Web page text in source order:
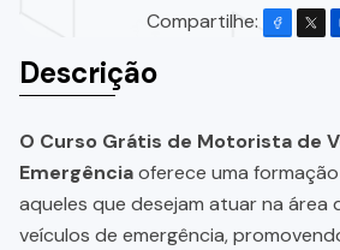
Compartilhe:
Descrição
O Curso Grátis de Motorista de
Emergênciaoferece uma
aqueles que desejam atuar na área
veículos de emergência,